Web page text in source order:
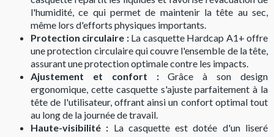
l'humidité, ce qui permet de maintenir la tête au sec,
même lors d'efforts physiques importants.
Protection circulaire :La casquette Hardcap A1+ offre
une protection circulaire qui couvre l'ensemble de la tête,
assurant une protection optimale contre les impacts.
Ajustement et confort :Grâce à son design
ergonomique, cette casquette s'ajuste parfaitement à la
tête de l'utilisateur, offrant ainsi un confort optimal tout
au long de la journée de travail.
Haute-visibilité : La casquette est dotée d'un liseré